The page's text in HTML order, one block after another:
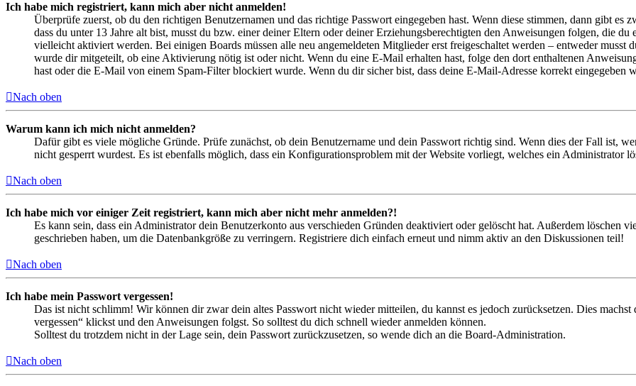
Ich habe mich registriert, kann mich aber nicht anmelden!
Überprüfe zuerst, ob du den richtigen Benutzernamen und das richtige Passwort eingegeben hast. Wenn diese stimmen, dann gibt es
dass du unter 13 Jahre alt bist, musst du bzw. einer deiner Eltern oder deiner Erziehungsberechtigten den Anweisungen folgen, die
vielleicht aktiviert werden. Bei einigen Boards müssen alle neu angemeldeten Mitglieder erst freigeschaltet werden – entweder musst
wurde dir mitgeteilt, ob eine Aktivierung nötig ist oder nicht. Wenn du eine E-Mail erhalten hast, folge den dort enthaltenen
hast oder die E-Mail von einem Spam-Filter blockiert wurde. Wenn du dir sicher bist, dass deine E-Mail-Adresse korrekt eingegeben
Nach oben
Warum kann ich mich nicht anmelden?
Dafür gibt es viele mögliche Gründe. Prüfe zunächst, ob dein Benutzername und dein Passwort richtig sind. Wenn dies der Fall ist,
nicht gesperrt wurdest. Es ist ebenfalls möglich, dass ein Konfigurationsproblem mit der Website vorliegt, welches ein Administrator
Nach oben
Ich habe mich vor einiger Zeit registriert, kann mich aber nicht mehr anmelden?!
Es kann sein, dass ein Administrator dein Benutzerkonto aus verschieden Gründen deaktiviert oder gelöscht hat. Außerdem löschen
geschrieben haben, um die Datenbankgröße zu verringern. Registriere dich einfach erneut und nimm aktiv an den Diskussionen teil!
Nach oben
Ich habe mein Passwort vergessen!
Das ist nicht schlimm! Wir können dir zwar dein altes Passwort nicht wieder mitteilen, du kannst es jedoch zurücksetzen. Dies
vergessen“ klickst und den Anweisungen folgst. So solltest du dich schnell wieder anmelden können.
Solltest du trotzdem nicht in der Lage sein, dein Passwort zurückzusetzen, so wende dich an die Board-Administration.
Nach oben